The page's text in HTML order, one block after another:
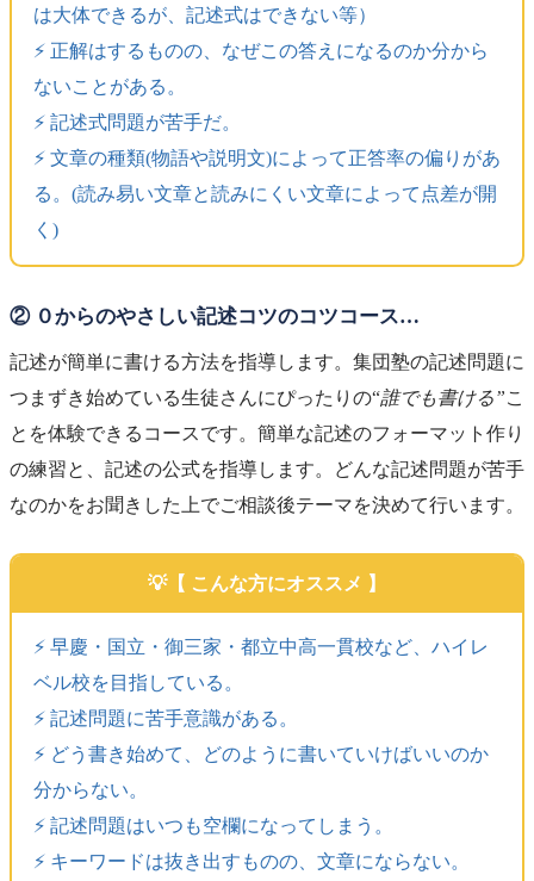
は大体できるが、記述式はできない等）
⚡️ 正解はするものの、なぜこの答えになるのか分から
ないことがある。
⚡️ 記述式問題が苦手だ。
⚡️ 文章の種類(物語や説明文)によって正答率の偏りがあ
る。(読み易い文章と読みにくい文章によって点差が開
く)
② ０からのやさしい記述コツのコツコース…
記述が簡単に書ける方法を指導します。集団塾の記述問題に
つまずき始めている生徒さんにぴったりの“誰でも書ける”こ
とを体験できるコースです。簡単な記述のフォーマット作り
の練習と、記述の公式を指導します。どんな記述問題が苦手
なのかをお聞きした上でご相談後テーマを決めて行います。
【 こんな方にオススメ 】
⚡️ 早慶・国立・御三家・都立中高一貫校など、ハイレ
ベル校を目指している。
⚡️ 記述問題に苦手意識がある。
⚡️ どう書き始めて、どのように書いていけばいいのか
分からない。
⚡️ 記述問題はいつも空欄になってしまう。
⚡️ キーワードは抜き出すものの、文章にならない。